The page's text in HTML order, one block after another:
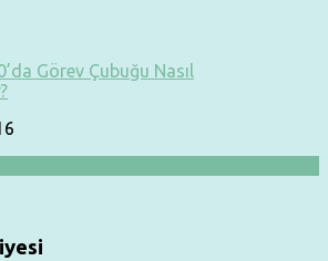
Görev Çubuğu Nasıl